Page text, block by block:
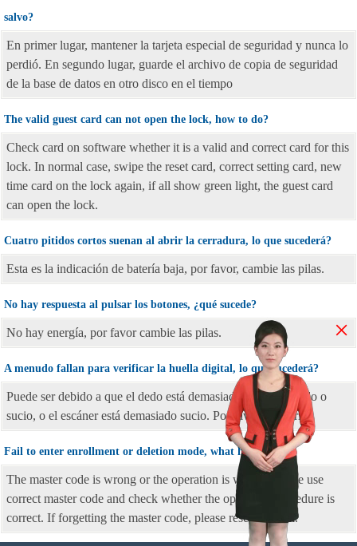
salvo?
En primer lugar, mantener la tarjeta especial de seguridad y nunca lo
perdió. En segundo lugar, guarde el archivo de copia de seguridad
de la base de datos en otro disco en el tiempo
The valid guest card can not open the lock, how to do?
Check card on software whether it is a valid and correct card for this
lock. In normal case, swipe the reset card, correct setting card, new
time card on the lock again, if all show green light, the guest card
can open the lock.
Cuatro pitidos cortos suenan al abrir la cerradura, lo que sucederá?
Esta es la indicación de batería baja, por favor, cambie las pilas.
No hay respuesta al pulsar los botones, ¿qué sucede?
No hay energía, por favor cambie las pilas.
A menudo fallan para verificar la huella digital, lo que sucederá?
Puede ser debido a que el dedo está demasiado seco o mojado o
sucio, o el escáner está demasiado sucio. Por favor limpiarlo.
Fail to enter enrollment or deletion mode, what happen?
The master code is wrong or the operation is wrong. Please use
correct master code and check whether the operation procedure is
correct. If forgetting the master code, please reset the lock.
×